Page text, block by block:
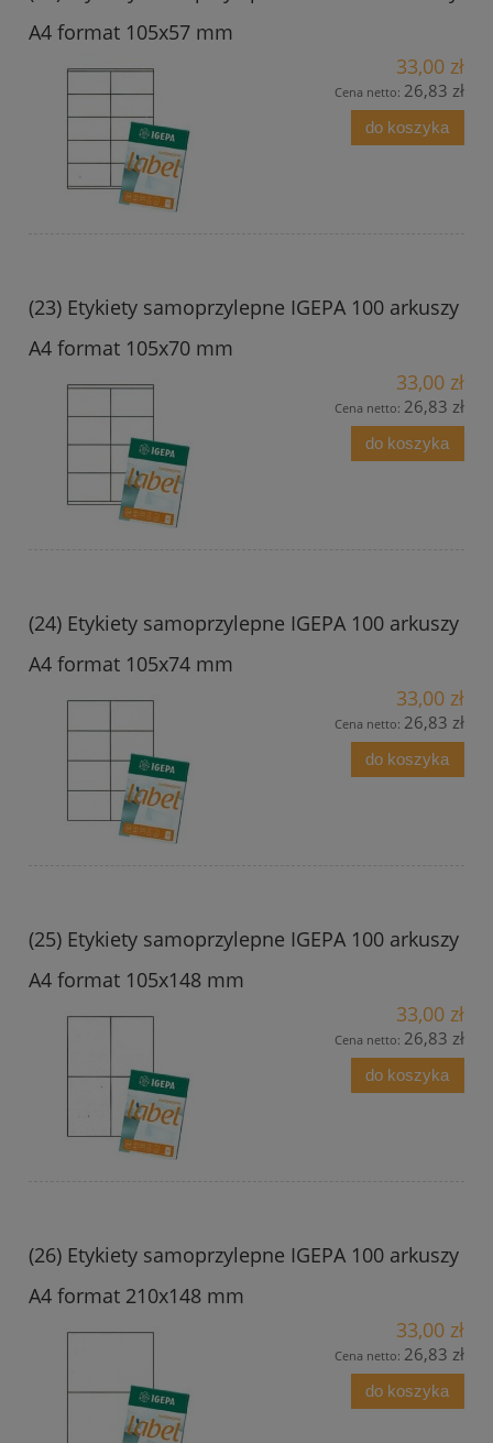
A4 format 105x57 mm
33,00 zł
Cena netto: 26,83 zł
do koszyka
(23) Etykiety samoprzylepne IGEPA 100 arkuszy
A4 format 105x70 mm
33,00 zł
Cena netto: 26,83 zł
do koszyka
(24) Etykiety samoprzylepne IGEPA 100 arkuszy
A4 format 105x74 mm
33,00 zł
Cena netto: 26,83 zł
do koszyka
(25) Etykiety samoprzylepne IGEPA 100 arkuszy
A4 format 105x148 mm
33,00 zł
Cena netto: 26,83 zł
do koszyka
(26) Etykiety samoprzylepne IGEPA 100 arkuszy
A4 format 210x148 mm
33,00 zł
Cena netto: 26,83 zł
do koszyka